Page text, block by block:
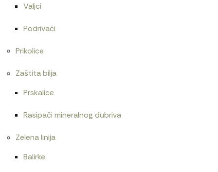
Valjci
Podrivači
Prikolice
Zaštita bilja
Prskalice
Rasipači mineralnog đubriva
Zelena linija
Balirke